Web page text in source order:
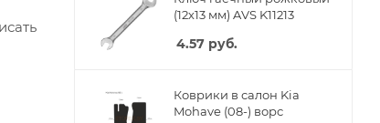
(12х13 мм) AVS K11213
4.57 руб.
Коврики в салон Kia
Mohave (08-) ворс